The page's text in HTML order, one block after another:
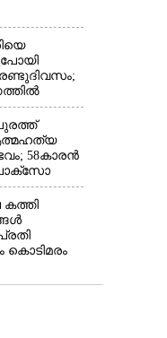
രണ്ടുദിവസം;
ഫുഡ്
58കാരൻ